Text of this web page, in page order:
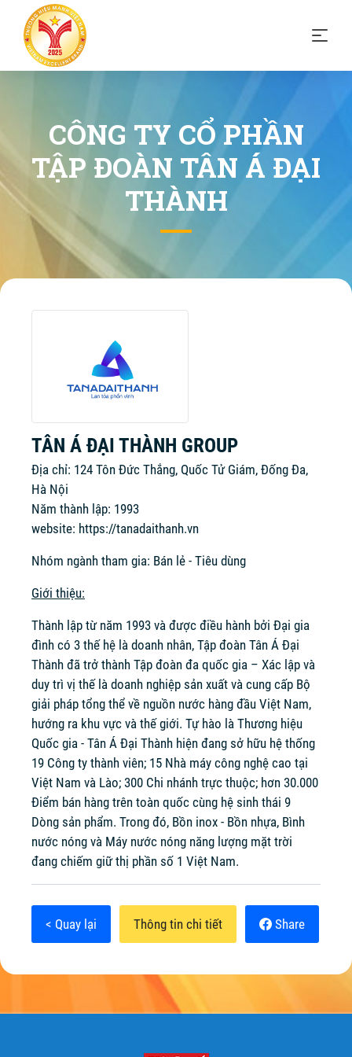
CÔNG TY CỔ PHẦN
TẬP ĐOÀN TÂN Á ĐẠI
THÀNH
TÂN Á ĐẠI THÀNH GROUP
Địa chỉ: 124 Tôn Đức Thắng, Quốc Tử Giám, Đống Đa,
Hà Nội
Năm thành lập: 1993
website: https://tanadaithanh.vn
Nhóm ngành tham gia: Bán lẻ - Tiêu dùng
Giới thiệu:
Thành lập từ năm 1993 và được điều hành bởi Đại gia
đình có 3 thế hệ là doanh nhân, Tập đoàn Tân Á Đại
Thành đã trở thành Tập đoàn đa quốc gia – Xác lập và
duy trì vị thế là doanh nghiệp sản xuất và cung cấp Bộ
giải pháp tổng thể về nguồn nước hàng đầu Việt Nam,
hướng ra khu vực và thế giới. Tự hào là Thương hiệu
Quốc gia - Tân Á Đại Thành hiện đang sở hữu hệ thống
19 Công ty thành viên; 15 Nhà máy công nghệ cao tại
Việt Nam và Lào; 300 Chi nhánh trực thuộc; hơn 30.000
Điểm bán hàng trên toàn quốc cùng hệ sinh thái 9
Dòng sản phẩm. Trong đó, Bồn inox - Bồn nhựa, Bình
nước nóng và Máy nước nóng năng lượng mặt trời
đang chiếm giữ thị phần số 1 Việt Nam.
< Quay lại Thông tin chi tiết Share